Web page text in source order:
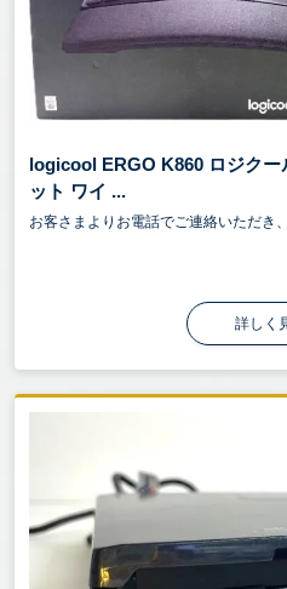
logicool ERGO K860 ロジクー
ット ワイ ...
お客さまよりお電話でご連絡いただき
詳しく